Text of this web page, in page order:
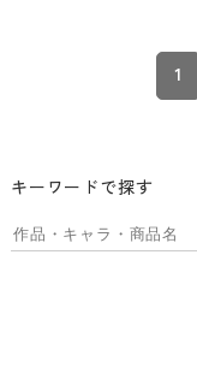
1
キーワードで探す